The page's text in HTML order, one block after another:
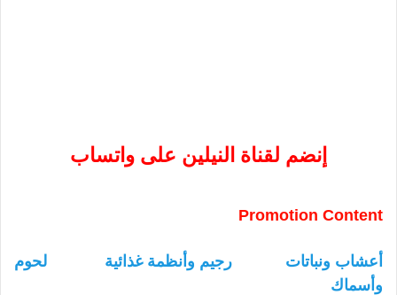
إنضم لقناة النيلين على واتساب
Promotion Content
أعشاب ونباتات رجيم وأنظمة غذائية
لحوم
وأسماك